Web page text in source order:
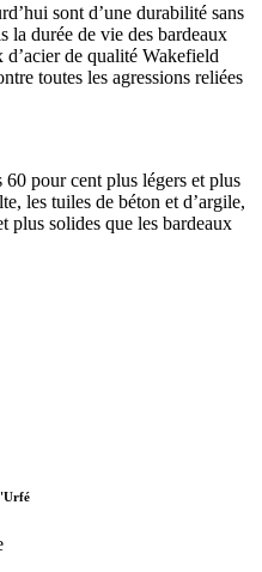
sont d’une durabilité sans
la durée de vie des bardeaux
d’acier de qualité Wakefield
toutes les agressions reliées
60 pour cent plus légers et plus
les tuiles de béton et d’argile,
plus solides que les bardeaux